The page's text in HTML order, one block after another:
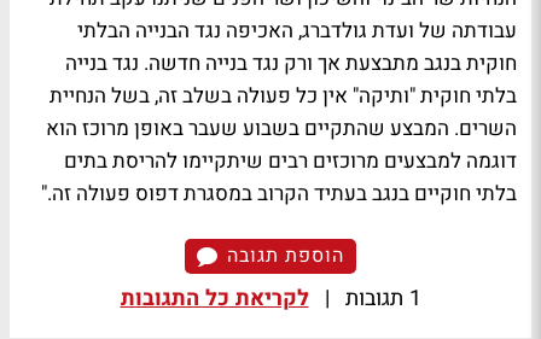
עבודתה של ועדת גולדברג, האכיפה נגד הבנייה הבלתי
חוקית בנגב מתבצעת אך ורק נגד בנייה חדשה. נגד בנייה
בלתי חוקית "ותיקה" אין כל פעולה בשלב זה, בשל הנחיית
השרים. המבצע שהתקיים בשבוע שעבר באופן מרוכז הוא
דוגמה למבצעים מרוכזים רבים שיתקיימו להריסת בתים
בלתי חוקיים בנגב בעתיד הקרוב במסגרת דפוס פעולה זה."
הוספת תגובה
1 תגובות | לקריאת כל התגובות